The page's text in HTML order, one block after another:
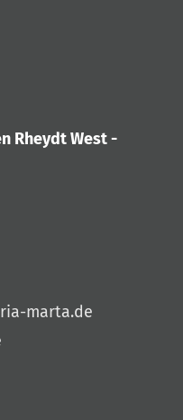
Rheydt West -
marta.de